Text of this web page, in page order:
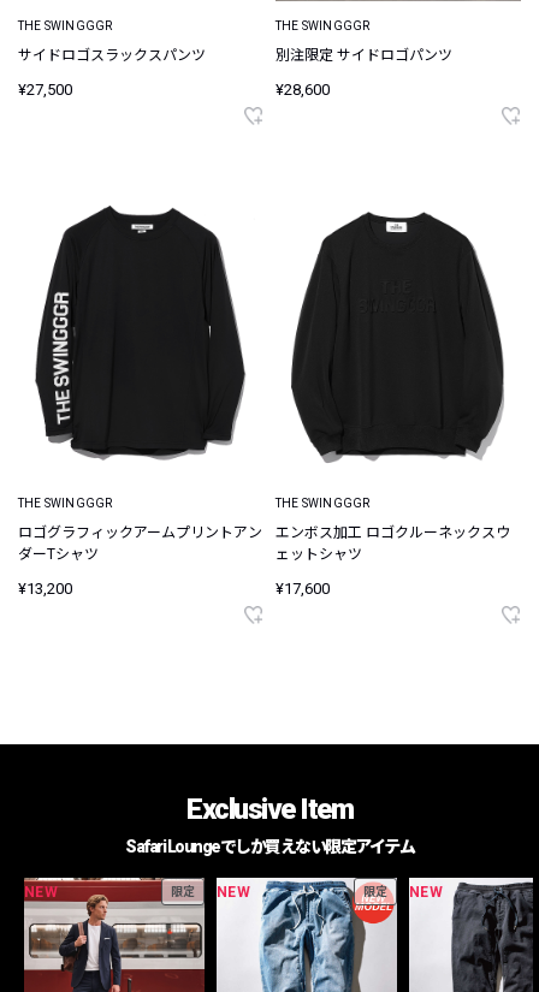
THE SWINGGGR
サイドロゴスラックスパンツ
¥27,500
THE SWINGGGR
別注限定 サイドロゴパンツ
¥28,600
THE SWINGGGR
ロゴグラフィックアームプリントアン
ダーTシャツ
¥13,200
THE SWINGGGR
エンボス加工 ロゴクルーネックスウ
ェットシャツ
¥17,600
Exclusive Item
Safari Loungeでしか買えない限定アイテム
NEW 限定 NEW 限定 NEW